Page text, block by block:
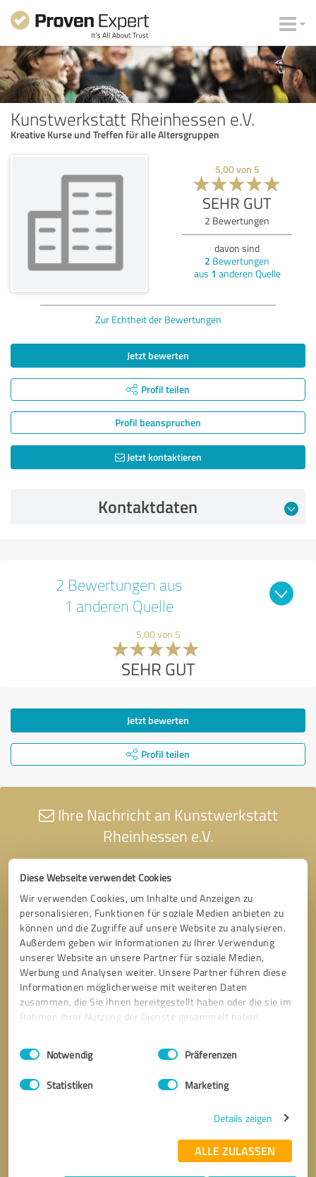
Diese Webseite verwendet Cookies
Wir verwenden Cookies, um Inhalte und Anzeigen zu
personalisieren, Funktionen für soziale Medien anbieten zu
können und die Zugriffe auf unsere Website zu analysieren.
Außerdem geben wir Informationen zu Ihrer Verwendung
unserer Website an unsere Partner für soziale Medien,
Werbung und Analysen weiter. Unsere Partner führen diese
Informationen möglicherweise mit weiteren Daten
zusammen, die Sie ihnen bereitgestellt haben oder die sie im
Rahmen Ihrer Nutzung der Dienste gesammelt haben.
Impressum Datenschutzbestimmungen
Einwilligungsauswahl
Notwendig Präferenzen
Statistiken Marketing
Details zeigen
ALLE ZULASSEN
Kunstwerkstatt Rheinhessen e.V.
Kreative Kurse und Treffen für alle Altersgruppen
5,00von 5
SEHR GUT
2 Bewertungen
davon sind
2 Bewertungen
aus 1 anderen Quelle
Zur Echtheit der Bewertungen
Jetzt bewerten
Profil teilen
Profil beanspruchen
Jetzt kontaktieren
Kontaktdaten
2 Bewertungen aus
1 anderen Quelle
5,00 von 5
SEHR GUT
Jetzt bewerten
Profil teilen
Ihre Nachricht an Kunstwerkstatt
Rheinhessen e.V.
* Erforderliche Angaben